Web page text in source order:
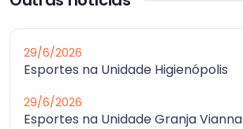
29/6/2026
Esportes na Unidade Higienópolis
29/6/2026
Esportes na Unidade Granja Vianna